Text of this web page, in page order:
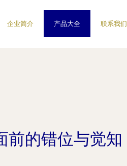
企业简介 产品大全 联系我们
前的错位与觉知